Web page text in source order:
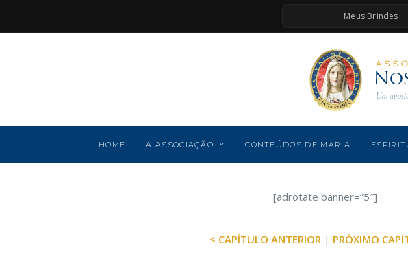
Meus Brindes
HOME A ASSOCIAÇÃO CONTEÚDOS DE MARIA
[adrotate banner=”5″]
< CAPÍTULO ANTERIOR | PRÓXIMO